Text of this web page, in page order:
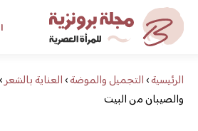
مجلة برونزيةالرئيسية›التجميل والموضة›العناية بالشعر›
والصيبان من البيت